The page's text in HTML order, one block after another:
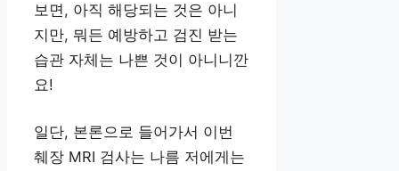
보면, 아직 해당되는 것은 아니
지만, 뭐든 예방하고 검진 받는
습관 자체는 나쁜 것이 아니니깐
요!
일단, 본론으로 들어가서 이번
췌장 MRI 검사는 나름 저에게는